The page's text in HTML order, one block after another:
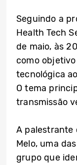
Seguindo a
Health Tech
de maio, às
como
tecnológica
O tema
transmissão
A palestrante
Melo, uma
grupo que